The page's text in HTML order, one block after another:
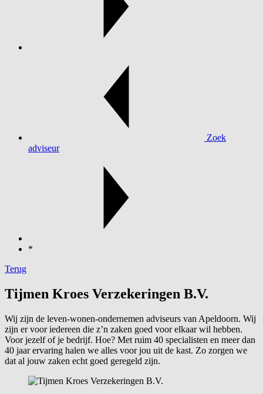
Zoek
adviseur
*
Terug
Tijmen Kroes Verzekeringen B.V.
Wij zijn de leven-wonen-ondernemen adviseurs van Apeldoorn. Wij
zijn er voor iedereen die z’n zaken goed voor elkaar wil hebben.
Voor jezelf of je bedrijf. Hoe? Met ruim 40 specialisten en meer dan
40 jaar ervaring halen we alles voor jou uit de kast. Zo zorgen we
dat al jouw zaken echt goed geregeld zijn.